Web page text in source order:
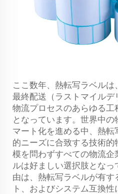
ここ数年、熱転写ラベル
最終配送（ラストマイルデ
物流プロセスのあらゆる
となっています。世界中
マート化を進める中、熱
的ニーズに合致する技術
模を問わずすべての物流
ルは好ましい選択肢とな
由は、熱転写ラベルが有
ト、およびシステム互換